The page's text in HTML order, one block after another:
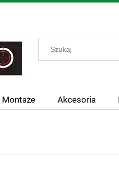
Montaże Akcesoria